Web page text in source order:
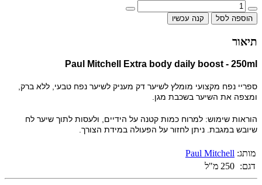
הוספה לסל קנה עכשיו
תיאור
Paul Mitchell Extra body daily boost - 250ml
ספריי נפח מקצועי מומלץ לשיער דק מעניק לשיער נפח טבעי, ללא ברק,
ומצפה את השיער בשכבת מגן.
הוראות שימוש: למרוח כמות קטנה על הידיים, ולעסות לתוך שיער לח
שיובש במגבת. ניתן לחזור על הפעולה במידת הצורך.
מותג: Paul Mitchell
דגם: 250 מ"ל